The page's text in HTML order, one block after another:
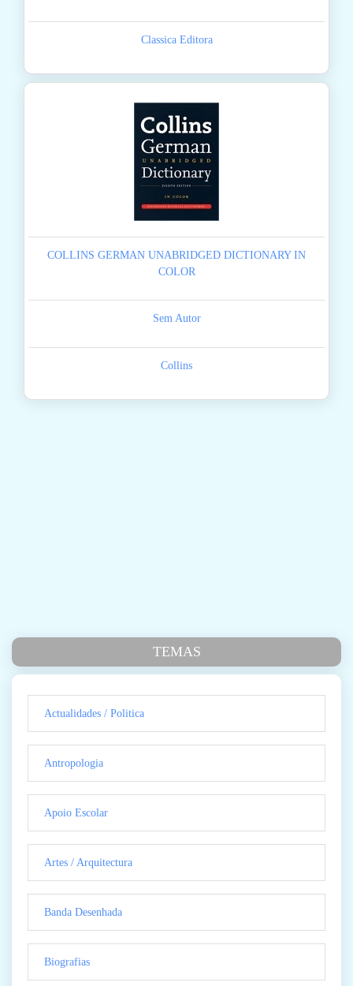
Classica Editora
COLLINS GERMAN UNABRIDGED DICTIONARY IN
COLOR
Sem Autor
Collins
TEMAS
Actualidades / Politica
Antropologia
Apoio Escolar
Artes / Arquitectura
Banda Desenhada
Biografias